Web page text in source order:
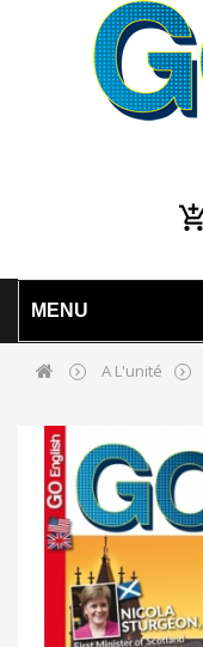
MENU
A L'unité